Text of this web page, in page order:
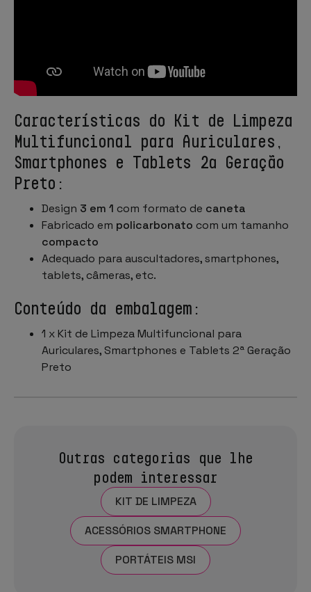
Características do Kit de Limpeza
Multifuncional para Auriculares,
Smartphones e Tablets 2ª Geração
Preto:
Design 3 em 1 com formato de caneta
Fabricado em policarbonato com um tamanho
compacto
Adequado para auscultadores, smartphones,
tablets, câmeras, etc.
Conteúdo da embalagem:
1 x Kit de Limpeza Multifuncional para
Auriculares, Smartphones e Tablets 2ª Geração
Preto
Outras categorias que lhe
podem interessar
KIT DE LIMPEZA
ACESSÓRIOS SMARTPHONE
PORTÁTEIS MSI